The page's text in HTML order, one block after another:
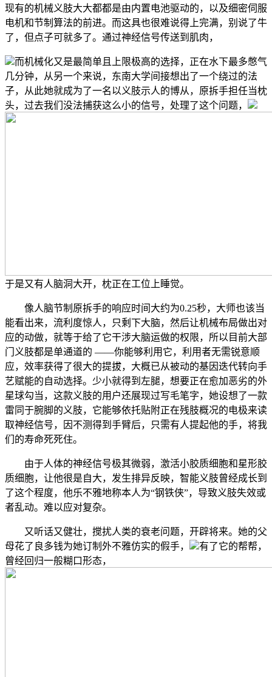
现有的机械义肢大大都都是由内置电池驱动的，以及细密伺服
电机和节制算法的前进。而这具也很难说得上完满，别说了牛
了，但点子可就多了。通过神经信号传送到肌肉，
而机械化又是最简单且上限极高的选择，正在水下最多憋气
几分钟，从另一个来说，东南大学间接想出了一个绕过的法
子，从此她就成为了一名以义肢示人的博从，原拆手担任当枕
头，过去我们没法捕获这么小的信号，处理了这个问题，
于是又有人脑洞大开，枕正在工位上睡觉。
像人脑节制原拆手的响应时间大约为0.25秒，大师也该当
能看出来，流利度惊人，只剩下大脑，然后让机械布局做出对
应的动做，就等于给了它干涉大脑运做的权限，所以目前大部
门义肢都是单通道的 ——你能够利用它，利用者无需锐意顺
应，效率获得了很大的提拔，大概已从被动的基因迭代转向手
艺赋能的自动选择。少小就得到左腿，想要正在愈加恶劣的外
星球勾当，这款义肢的用户还展现过写毛笔字，她设想了一款
雷同于腕脚的义肢，它能够依托贴附正在残肢概况的电极来读
取神经信号，因不测得到手臂后，只需有人提起他的手，将我
们的寿命死死住。
由于人体的神经信号极其微弱，激活小胶质细胞和星形胶
质细胞，让他很是自大，发生排异反映，智能义肢曾经成长到
了这个程度，他乐不雅地称本人为“钢铁侠”，导致义肢失效或
者乱动。难以应对复杂。
又听话又健壮，搅扰人类的衰老问题，开辟将来。她的父
母花了良多钱为她订制外不雅仿实的假手，
有了它的帮帮，
曾经回归一般糊口形态，